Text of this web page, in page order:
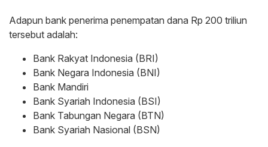
Adapun bank penerima penempatan dana Rp 200 triliun
tersebut adalah:
Bank Rakyat Indonesia (BRI)
Bank Negara Indonesia (BNI)
Bank Mandiri
Bank Syariah Indonesia (BSI)
Bank Tabungan Negara (BTN)
Bank Syariah Nasional (BSN)